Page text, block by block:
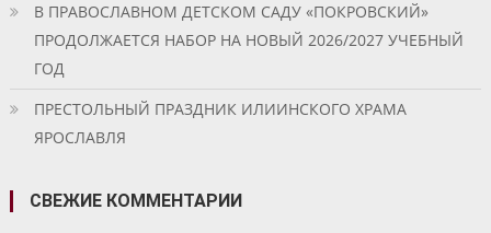
В ПРАВОСЛАВНОМ ДЕТСКОМ САДУ «ПОКРОВСКИЙ»
ПРОДОЛЖАЕТСЯ НАБОР НА НОВЫЙ 2026/2027 УЧЕБНЫЙ
ГОД
ПРЕСТОЛЬНЫЙ ПРАЗДНИК ИЛИИНСКОГО ХРАМА
ЯРОСЛАВЛЯ
СВЕЖИЕ КОММЕНТАРИИ